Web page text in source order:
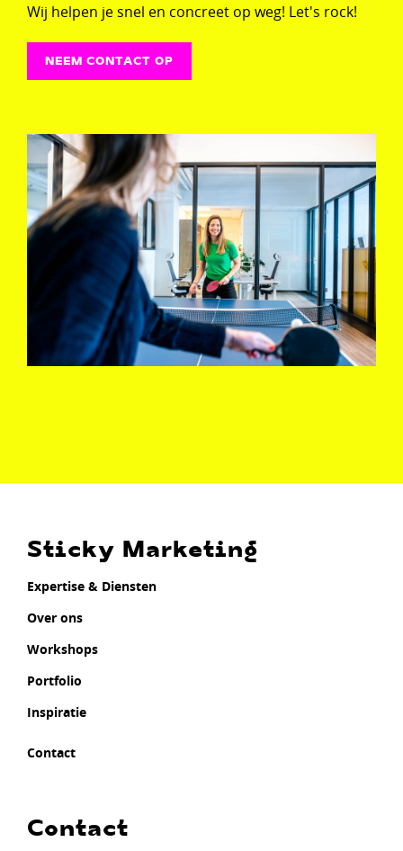
Wij helpen je snel en concreet op weg! Let's rock!
NEEM CONTACT OP
Sticky Marketing
Expertise & Diensten
Over ons
Workshops
Portfolio
Inspiratie
Contact
Contact